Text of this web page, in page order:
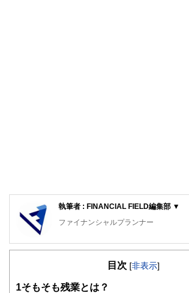
執筆者 : FINANCIAL FIELD編集部 ▼
ファイナンシャルプランナー
FinancialField編集部は、金融、経済に
知識がない方でも理解できるようわか
目次 [非表示]
1 そもそも残業とは？